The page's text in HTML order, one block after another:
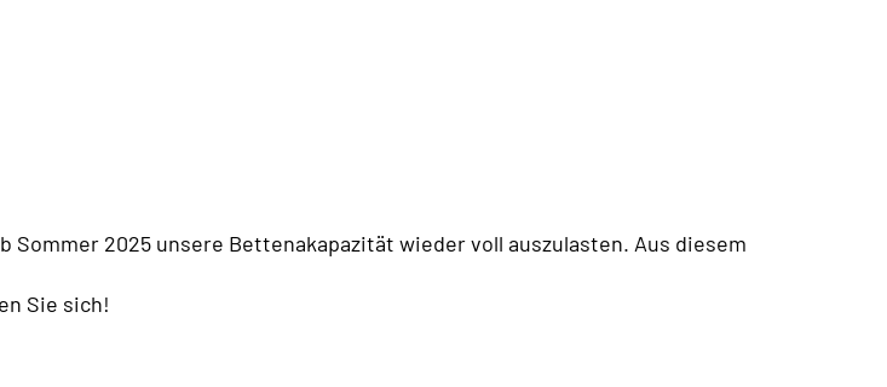
2025 unsere Bettenakapazität wieder voll auszulasten. Aus diesem
Sie sich!